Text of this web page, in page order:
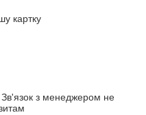
картку
з менеджером не